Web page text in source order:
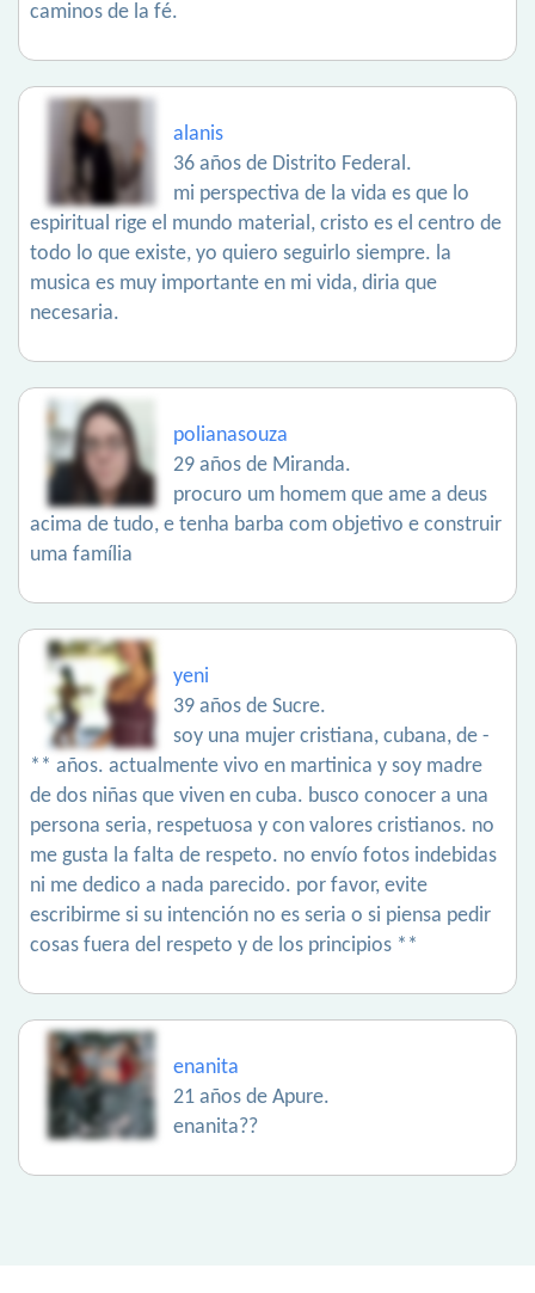
caminos de la fé.
alanis
36 años de Distrito Federal.
mi perspectiva de la vida es que lo
espiritual rige el mundo material, cristo es el centro de
todo lo que existe, yo quiero seguirlo siempre. la
musica es muy importante en mi vida, diria que
necesaria.
polianasouza
29 años de Miranda.
procuro um homem que ame a deus
acima de tudo, e tenha barba com objetivo e construir
uma família
yeni
39 años de Sucre.
soy una mujer cristiana, cubana, de -
** años. actualmente vivo en martinica y soy madre
de dos niñas que viven en cuba. busco conocer a una
persona seria, respetuosa y con valores cristianos. no
me gusta la falta de respeto. no envío fotos indebidas
ni me dedico a nada parecido. por favor, evite
escribirme si su intención no es seria o si piensa pedir
cosas fuera del respeto y de los principios **
enanita
21 años de Apure.
enanita??